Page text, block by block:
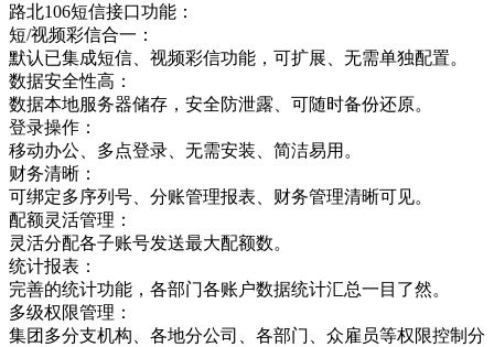
路北106短信接口功能：
短/视频彩信合一：
默认已集成短信、视频彩信功能，可扩展、无需单独配置。
数据安全性高：
数据本地服务器储存，安全防泄露、可随时备份还原。
登录操作：
移动办公、多点登录、无需安装、简洁易用。
财务清晰：
可绑定多序列号、分账管理报表、财务管理清晰可见。
配额灵活管理：
灵活分配各子账号发送最大配额数。
统计报表：
完善的统计功能，各部门各账户数据统计汇总一目了然。
多级权限管理：
集团多分支机构、各地分公司、各部门、众雇员等权限控制分